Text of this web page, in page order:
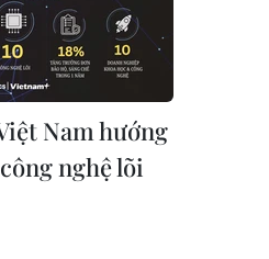
Nam hướng
nghệ lõi